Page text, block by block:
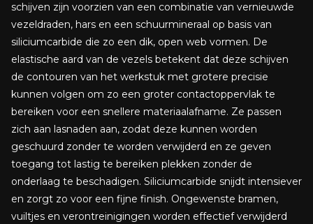
schijven zijn voorzien van een combinatie van vernieuwde
vezeldraden, hars en een schuurmineraal op basis van
siliciumcarbide die zo een dik, open web vormen. De
elastische aard van de vezels betekent dat deze schijven
de contouren van het werkstuk met grotere precisie
kunnen volgen om zo een groter contactoppervlak te
bereiken voor een snellere materiaalafname. Ze passen
zich aan lasnaden aan, zodat deze kunnen worden
geschuurd zonder te worden verwijderd en ze geven
toegang tot lastig te bereiken plekken zonder de
onderlaag te beschadigen. Siliciumcarbide snijdt intensiever
en zorgt zo voor een fijne finish. Ongewenste bramen,
vuiltjes en verontreinigingen worden effectief verwijderd